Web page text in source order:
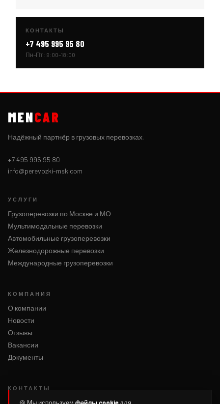
КОНТАКТЫ
+7 495 995 95 80
Пн–Пт: 9:00–18:00
MENCAR
Надёжный партнёр в грузовых перевозках.
+7 495 995 95 80
info@perevozki-msk.com
УСЛУГИ
Грузоперевозки по Москве и МО
Мультимодальные перевозки
Автомобильные грузоперевозки
Железнодорожные перевозки
Международные грузоперевозки
КОМПАНИЯ
О компании
Новости
Отзывы
Вакансии
Документы
КОНТАКТЫ
Написать нам